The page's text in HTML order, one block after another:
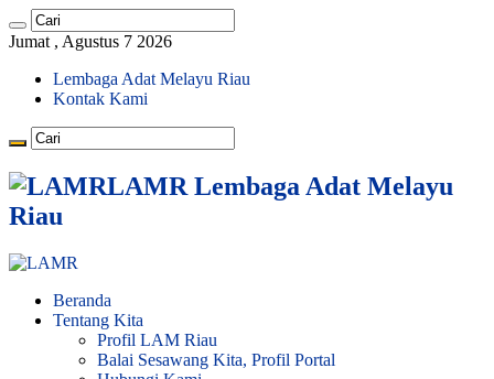
Jumat , Agustus 7 2026
Lembaga Adat Melayu Riau
Kontak Kami
LAMR Lembaga Adat Melayu
Riau
Beranda
Tentang Kita
Profil LAM Riau
Balai Sesawang Kita, Profil Portal